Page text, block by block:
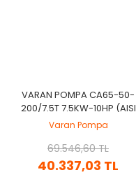
VARAN POMPA CA65-50-
200/7.5T 7.5KW-10HP (AISI
304) KOMPLE PASLANMAZ
ÇELIK SANTRIFÜJ POMPA
Varan Pompa
40.337,03 TL
69.546,60 TL